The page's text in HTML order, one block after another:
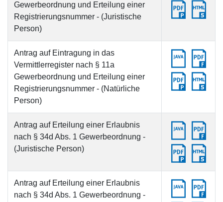
Gewerbeordnung und Erteilung einer
Registrierungsnummer - (Juristische
Person)
Antrag auf Eintragung in das
Vermittlerregister nach § 11a
Gewerbeordnung und Erteilung einer
Registrierungsnummer - (Natürliche
Person)
Antrag auf Erteilung einer Erlaubnis
nach § 34d Abs. 1 Gewerbeordnung -
(Juristische Person)
Antrag auf Erteilung einer Erlaubnis
nach § 34d Abs. 1 Gewerbeordnung -